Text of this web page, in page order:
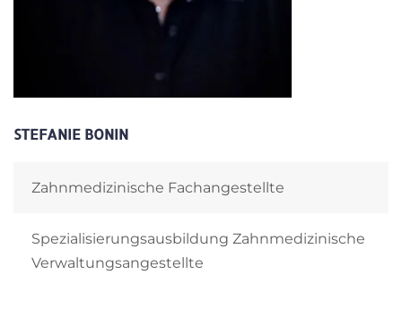
STEFANIE BONIN
Zahnmedizinische Fachangestellte
Spezialisierungsausbildung Zahnmedizinische
Verwaltungsangestellte